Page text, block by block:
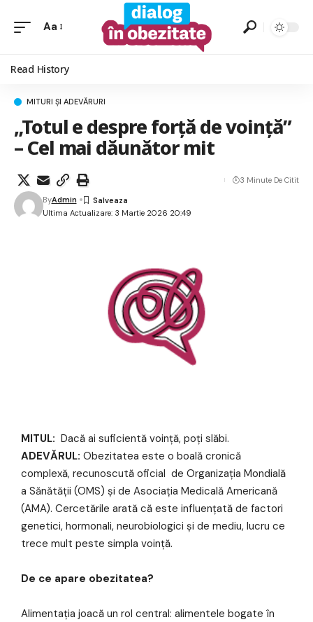
Aa
Read History
MITURI ȘI ADEVĂRURI
„Totul e despre forță de voință”
– Cel mai dăunător mit
Ultima Actualizare: 3 Martie 2026 20:49
ByAdmin
3 Minute De Citit
MITUL: Dacă ai suficientă voință, poți slăbi.
ADEVĂRUL: Obezitatea este o boală cronică
complexă, recunoscută oficial de Organizația Mondială
a Sănătății (OMS) și de Asociația Medicală Americană
(AMA). Cercetările arată că este influențată de factori
genetici, hormonali, neurobiologici și de mediu, lucru ce
trece mult peste simpla voință.
De ce apare obezitatea?
Alimentația joacă un rol central: alimentele bogate în